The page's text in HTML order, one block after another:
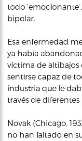
todo
bipolar.
Esa enfermedad
ya había
víctima de
sentirse capaz de
industria que le
través de diferentes
Novak (Chicago,
no han faltado en